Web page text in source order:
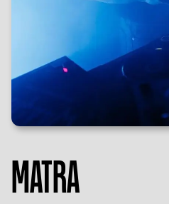
MATRA